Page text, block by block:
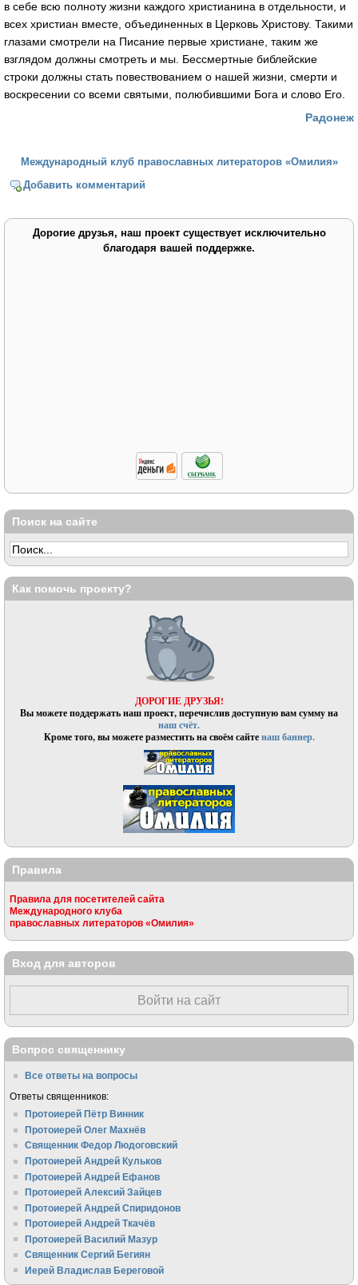
в себе всю полноту жизни каждого христианина в отдельности, и
всех христиан вместе, объединенных в Церковь Христову. Такими
глазами смотрели на Писание первые христиане, таким же
взглядом должны смотреть и мы. Бессмертные библейские
строки должны стать повествованием о нашей жизни, смерти и
воскресении со всеми святыми, полюбившими Бога и слово Его.
Радонеж
Международный клуб православных литераторов «Омилия»
Добавить комментарий
Дорогие друзья, наш проект существует исключительно
благодаря вашей поддержке.
Поиск на сайте
Как помочь проекту?
ДОРОГИЕ ДРУЗЬЯ!
Вы можете поддержать наш проект, перечислив доступную вам сумму на
наш счёт.
Кроме того, вы можете разместить на своём сайтенаш баннер.
Правила
Правила для посетителей сайта
Международного клуба
православных литераторов «Омилия»
Вход для авторов
Войти на сайт
Вопрос священнику
Все ответы на вопросы
Ответы священников:
Протоиерей Пётр Винник
Протоиерей Олег Махнёв
Священник Федор Людоговский
Протоиерей Андрей Кульков
Протоиерей Андрей Ефанов
Протоиерей Алексий Зайцев
Протоиерей Андрей Спиридонов
Протоиерей Андрей Ткачёв
Протоиерей Василий Мазур
Священник Сергий Бегиян
Иерей Владислав Береговой